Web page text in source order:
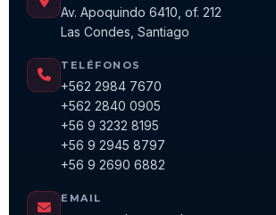
Av. Apoquindo 6410, of. 212
Las Condes, Santiago
TELÉFONOS
+562 2984 7670
+562 2840 0905
+56 9 3232 8195
+56 9 2945 8797
+56 9 2690 6882
EMAIL